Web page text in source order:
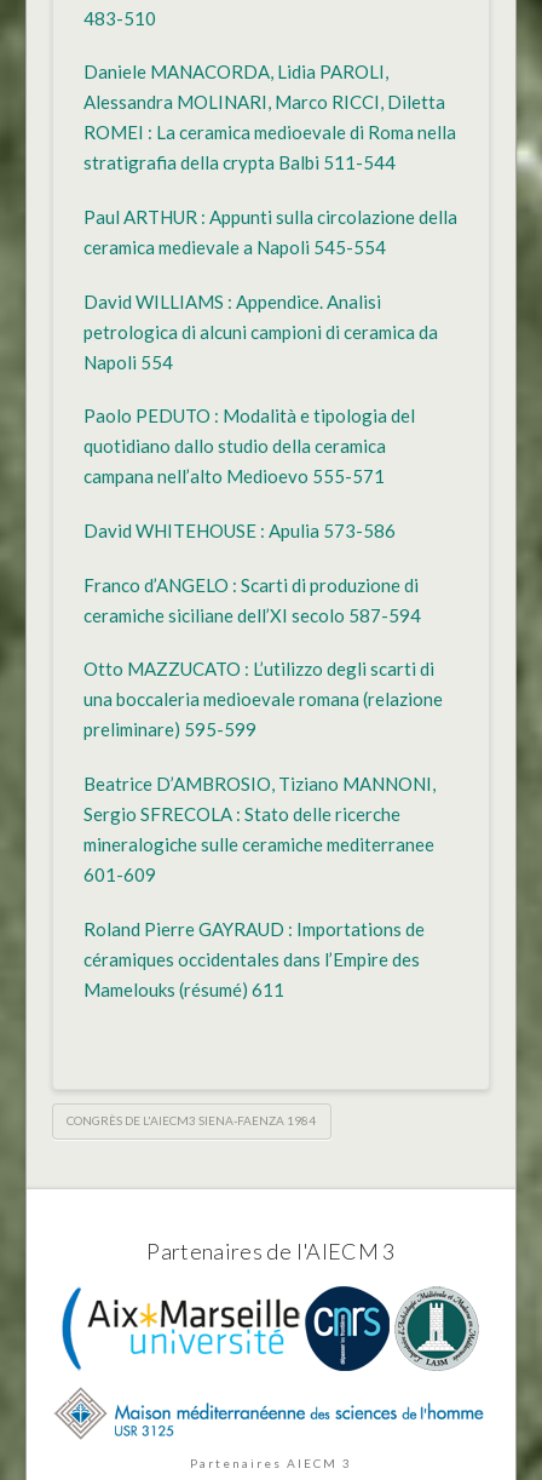
483-510
Daniele MANACORDA, Lidia PAROLI,
Alessandra MOLINARI, Marco RICCI, Diletta
ROMEI : La ceramica medioevale di Roma nella
stratigrafia della crypta Balbi 511-544
Paul ARTHUR : Appunti sulla circolazione della
ceramica medievale a Napoli 545-554
David WILLIAMS : Appendice. Analisi
petrologica di alcuni campioni di ceramica da
Napoli 554
Paolo PEDUTO : Modalità e tipologia del
quotidiano dallo studio della ceramica
campana nell’alto Medioevo 555-571
David WHITEHOUSE : Apulia 573-586
Franco d’ANGELO : Scarti di produzione di
ceramiche siciliane dell’XI secolo 587-594
Otto MAZZUCATO : L’utilizzo degli scarti di
una boccaleria medioevale romana (relazione
preliminare) 595-599
Beatrice D’AMBROSIO, Tiziano MANNONI,
Sergio SFRECOLA : Stato delle ricerche
mineralogiche sulle ceramiche mediterranee
601-609
Roland Pierre GAYRAUD : Importations de
céramiques occidentales dans l’Empire des
Mamelouks (résumé) 611
CONGRÈS DE L'AIECM3 SIENA-FAENZA 1984
Partenaires de l'AIECM 3
Partenaires AIECM 3